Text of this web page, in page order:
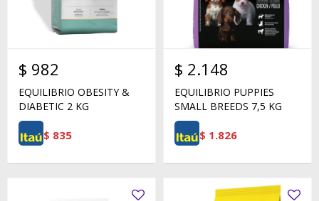
$ 982
EQUILIBRIO OBESITY &
DIABETIC 2 KG
$ 835
$ 2.148
EQUILIBRIO PUPPIES
SMALL BREEDS 7,5 KG
$ 1.826